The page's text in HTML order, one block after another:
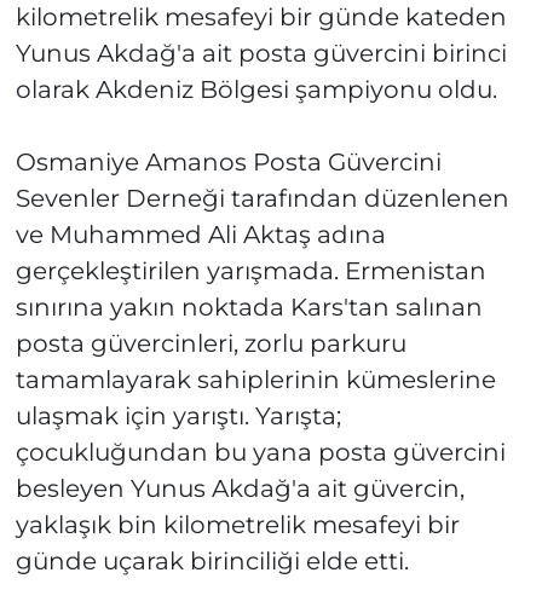
kilometrelik mesafeyi bir günde kateden
Yunus Akdağ'a ait posta güvercini birinci
olarak Akdeniz Bölgesi şampiyonu oldu.
Osmaniye Amanos Posta Güvercini
Sevenler Derneği tarafından düzenlenen
ve Muhammed Ali Aktaş adına
gerçekleştirilen yarışmada. Ermenistan
sınırına yakın noktada Kars'tan salınan
posta güvercinleri, zorlu parkuru
tamamlayarak sahiplerinin kümeslerine
ulaşmak için yarıştı. Yarışta;
çocukluğundan bu yana posta güvercini
besleyen Yunus Akdağ'a ait güvercin,
yaklaşık bin kilometrelik mesafeyi bir
günde uçarak birinciliği elde etti.